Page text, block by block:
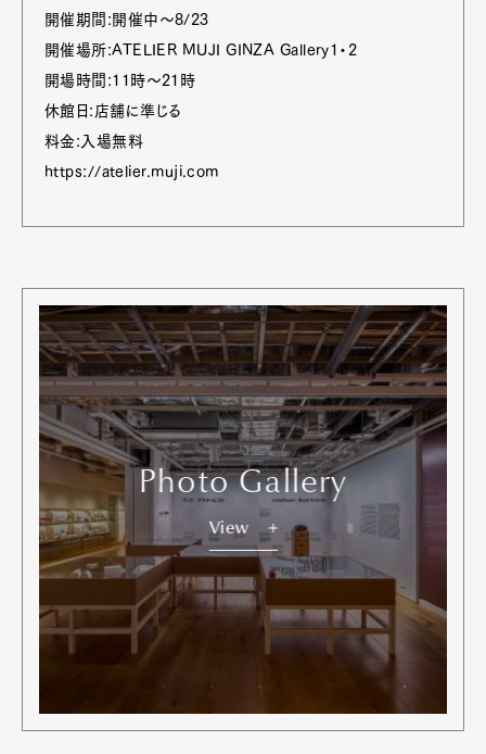
開催期間:開催中〜8/23
開催場所:ATELIER MUJI GINZA Gallery1・2
開場時間:11時〜21時
休館日:店舗に準じる
料金:入場無料
https://atelier.muji.com
Photo Gallery
View